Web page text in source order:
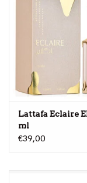
Lattafa Eclaire
ml
€39,00